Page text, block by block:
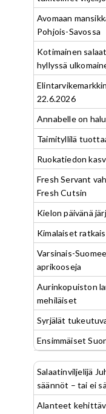
Avomaan
Pohjois-Savossa
Kotimainen
hyllyssä
22.6.2026
Annabelle on
Taimityllilä
Ruokatiedon
Fresh Servant
Fresh Cutsin
Kielon päivänä
Kimalaiset
Varsinais-
aprikooseja
Aurinkopuiston
mehiläiset
Syrjälät
Ensimmäiset
Salaatinviljelijä
säännöt – tai ei
Alanteet